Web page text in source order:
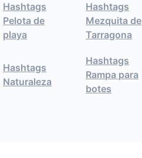
Hashtags
Pelota de
playa
Hashtags
Mezquita de
Tarragona
Hashtags
Naturaleza
Hashtags
Rampa para
botes